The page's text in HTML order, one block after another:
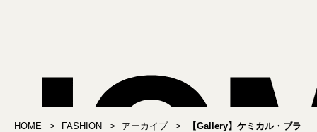
HOME FASHION アーカイブ
【Gallery】ケミカル・ブラ